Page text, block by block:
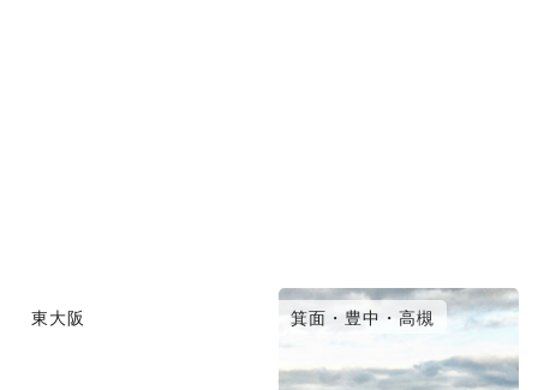
東大阪 箕面・豊中・高槻